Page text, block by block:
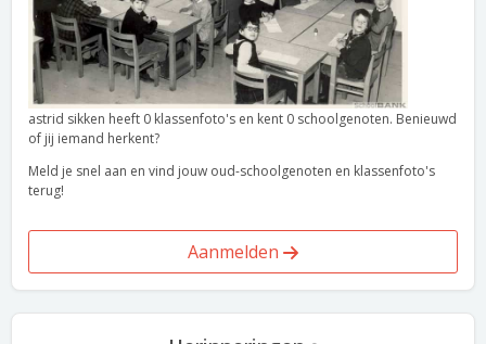
astrid sikken heeft 0 klassenfoto's en kent 0 schoolgenoten. Benieuwd
of jij iemand herkent?
Meld je snel aan en vind jouw oud-schoolgenoten en klassenfoto's
terug!
Aanmelden